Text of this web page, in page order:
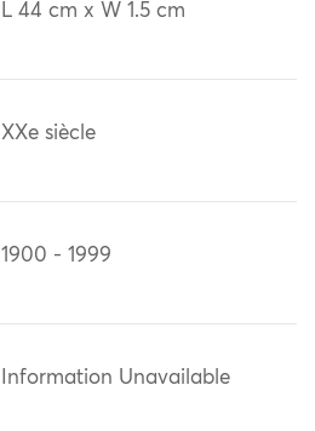
L 44 cm x W 1.5 cm
XXe siècle
1900 - 1999
Information Unavailable